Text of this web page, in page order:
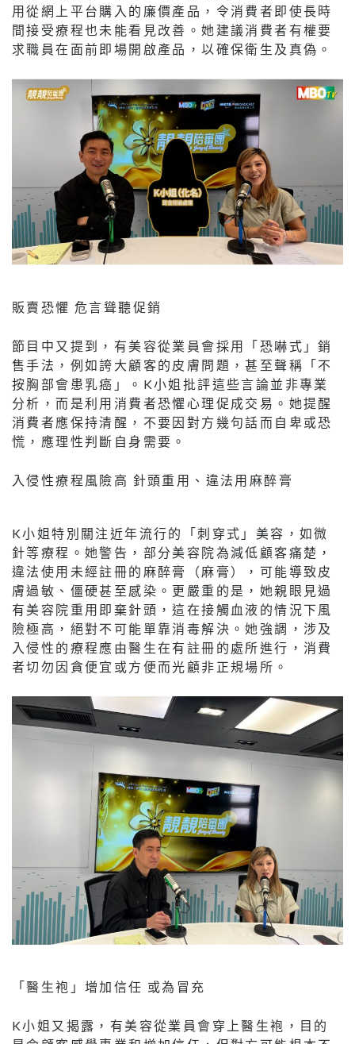
用從網上平台購入的廉價產品，令消費者即使長時
間接受療程也未能看見改善。她建議消費者有權要
求職員在面前即場開啟產品，以確保衛生及真偽。
販賣恐懼 危言聳聽促銷
節目中又提到，有美容從業員會採用「恐嚇式」銷
售手法，例如誇大顧客的皮膚問題，甚至聲稱「不
按胸部會患乳癌」。K小姐批評這些言論並非專業
分析，而是利用消費者恐懼心理促成交易。她提醒
消費者應保持清醒，不要因對方幾句話而自卑或恐
慌，應理性判斷自身需要。
入侵性療程風險高 針頭重用、違法用麻醉膏
K小姐特別關注近年流行的「刺穿式」美容，如微
針等療程。她警告，部分美容院為減低顧客痛楚，
違法使用未經註冊的麻醉膏（麻膏），可能導致皮
膚過敏、僵硬甚至感染。更嚴重的是，她親眼見過
有美容院重用即棄針頭，這在接觸血液的情況下風
險極高，絕對不可能單靠消毒解決。她強調，涉及
入侵性的療程應由醫生在有註冊的處所進行，消費
者切勿因貪便宜或方便而光顧非正規場所。
「醫生袍」增加信任 或為冒充
K小姐又揭露，有美容從業員會穿上醫生袍，目的